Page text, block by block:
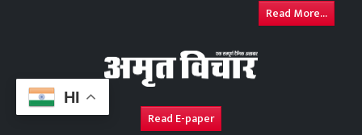
HI
Read More...
Read E-paper